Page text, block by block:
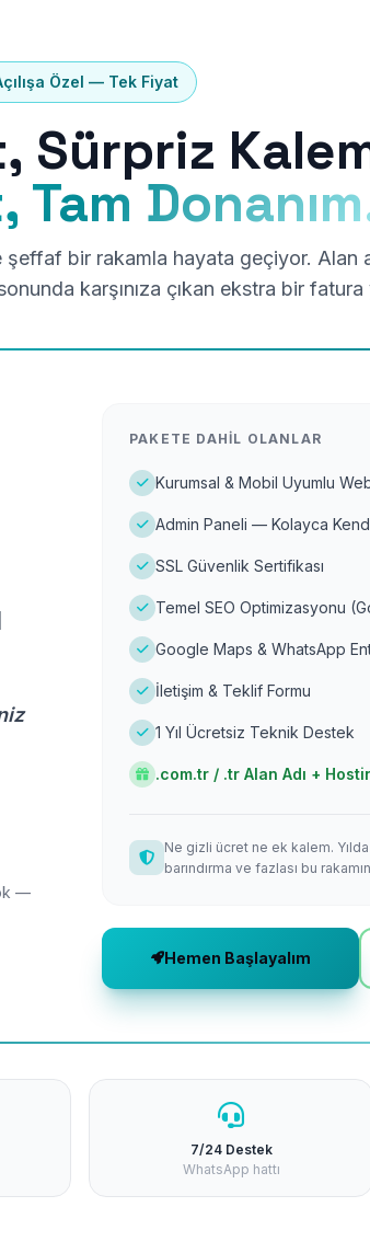
Özel — Tek Fiyat
Sürpriz
Tam
bir rakamla hayata geçiyor. Alan
karşınıza çıkan ekstra bir fatura
—
PAKETE DAHIL OLANLAR
Kurumsal & Mobil Uyumlu
Admin Paneli — Kolayca
SSL Güvenlik Sertifikası
Temel SEO Optimizasyonu
Google Maps & WhatsApp
İletişim & Teklif Formu
1 Yıl Ücretsiz Teknik Destek
.com.tr / .tr Alan Adı +
Ne gizli ücret ne ek kalem. Yılda
barındırma ve fazlası bu
Hemen Başlayalım
7/24 Destek
WhatsApp hattı